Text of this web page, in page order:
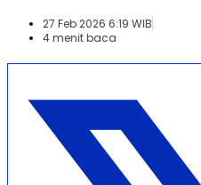
27 Feb 2026 6:19 WIB
4 menit baca